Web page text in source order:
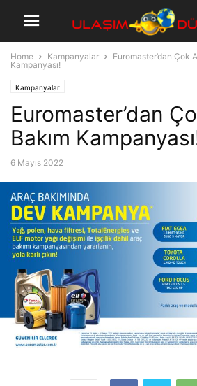
Home Kampanyalar
Euromaster’dan Çok
Kampanyası!
Kampanyalar
Euromaster’dan
Bakım
6 Mayıs 2022